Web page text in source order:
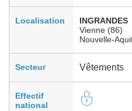
Localisation
INGRANDES
Vienne (86)
Nouvelle-
Secteur Vêtements
Effectif
national